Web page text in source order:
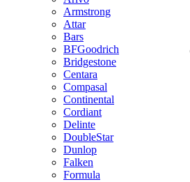
Armstrong
Attar
Bars
BFGoodrich
Bridgestone
Centara
Compasal
Continental
Cordiant
Delinte
DoubleStar
Dunlop
Falken
Formula